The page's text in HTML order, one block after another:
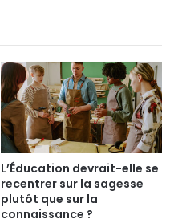
L’Éducation devrait-elle se
recentrer sur la sagesse
plutôt que sur la
connaissance ?